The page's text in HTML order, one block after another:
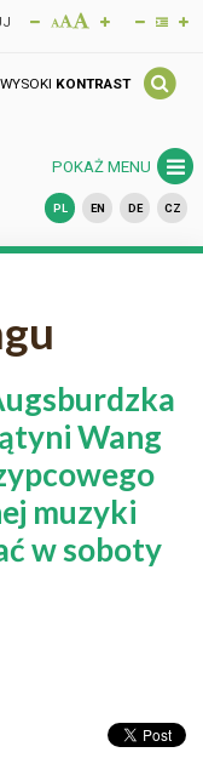
WYSOKI KONTRAST
POKAŻ MENU
PL EN DE CZ
Wang
muzyki
w soboty